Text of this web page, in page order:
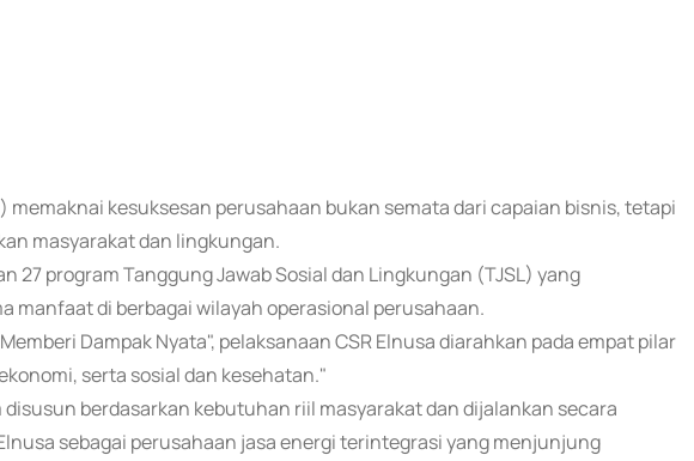
memaknai kesuksesan perusahaan bukan semata dari capaian bisnis, tetapi
masyarakat dan lingkungan.
27 program Tanggung Jawab Sosial dan Lingkungan (TJSL) yang
manfaat di berbagai wilayah operasional perusahaan.
Dampak Nyata", pelaksanaan CSR Elnusa diarahkan pada empat pilar
serta sosial dan kesehatan."
berdasarkan kebutuhan riil masyarakat dan dijalankan secara
sebagai perusahaan jasa energi terintegrasi yang menjunjung